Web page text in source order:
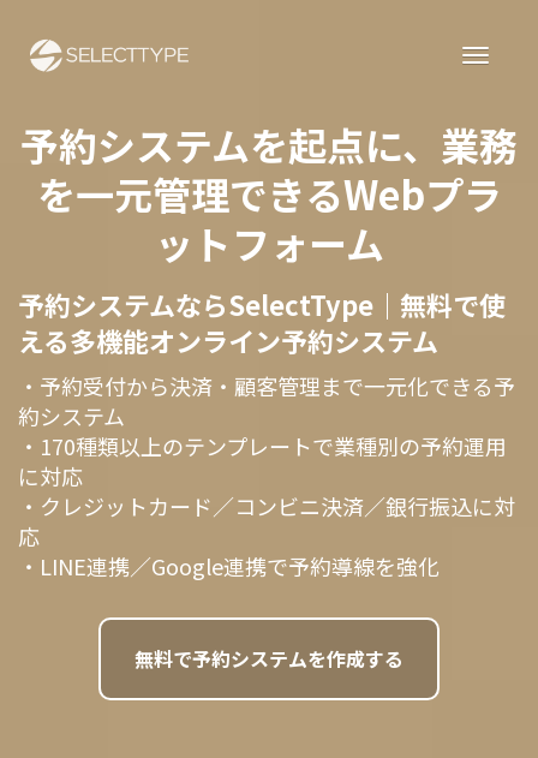
予約システムを起点に、業務
を一元管理できるWebプラ
ットフォーム
予約システムならSelectType｜無料で使
える多機能オンライン予約システム
・予約受付から決済・顧客管理まで一元化できる予
約システム
・170種類以上のテンプレートで業種別の予約運用
に対応
・クレジットカード／コンビニ決済／銀行振込に対
応
・LINE連携／Google連携で予約導線を強化
無料で予約システムを作成する